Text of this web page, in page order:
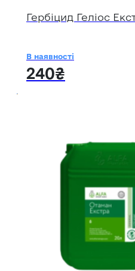
Гербіцид Геліос
В наявності
240₴